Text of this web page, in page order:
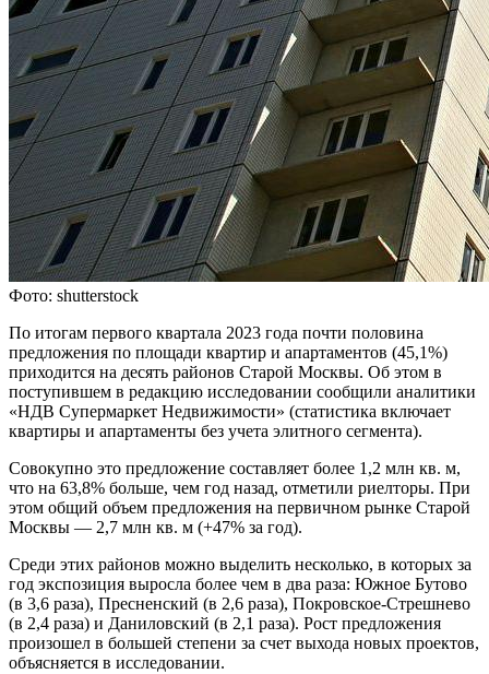
Фото: shutterstock
По итогам первого квартала 2023 года почти половина
предложения по площади квартир и апартаментов (45,1%)
приходится на десять районов Старой Москвы. Об этом в
поступившем в редакцию исследовании сообщили аналитики
«НДВ Супермаркет Недвижимости» (статистика включает
квартиры и апартаменты без учета элитного сегмента).
Совокупно это предложение составляет более 1,2 млн кв. м,
что на 63,8% больше, чем год назад, отметили риелторы. При
этом общий объем предложения на первичном рынке Старой
Москвы — 2,7 млн кв. м (+47% за год).
Среди этих районов можно выделить несколько, в которых за
год экспозиция выросла более чем в два раза: Южное Бутово
(в 3,6 раза), Пресненский (в 2,6 раза), Покровское-Стрешнево
(в 2,4 раза) и Даниловский (в 2,1 раза). Рост предложения
произошел в большей степени за счет выхода новых проектов,
объясняется в исследовании.